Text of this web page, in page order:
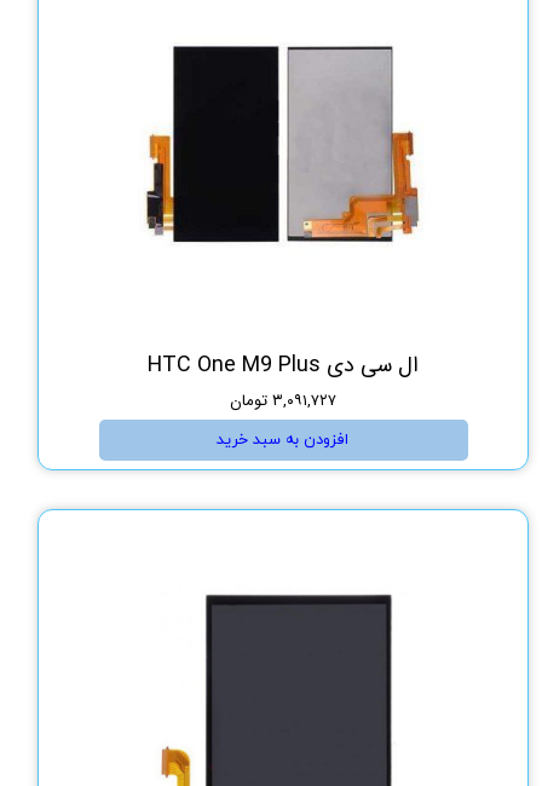
ال سی دی HTC One M9 Plus
۳,۰۹۱,۷۲۷ تومان
افزودن به سبد خرید